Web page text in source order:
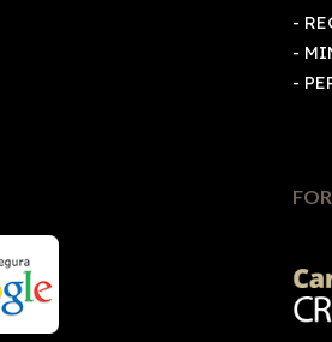
-
-
-